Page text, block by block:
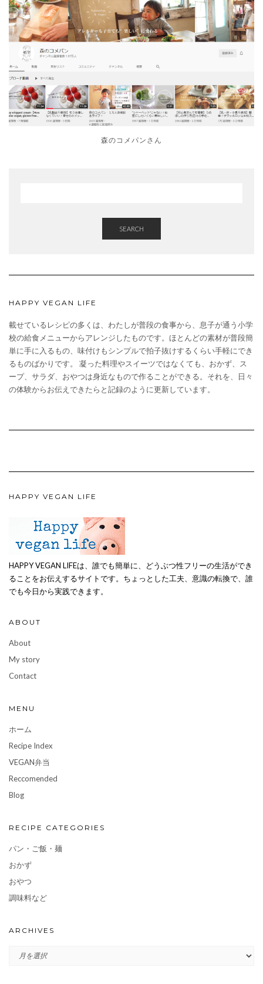
森のコメパンさん
SEARCH
HAPPY VEGAN LIFE
載せているレシピの多くは、わたしが普段の食事から、息子が通う小学
校の給食メニューからアレンジしたものです。ほとんどの素材が普段簡
単に手に入るもの、味付けもシンプルで拍子抜けするくらい手軽にでき
るものばかりです。 凝った料理やスイーツではなくても、おかず、ス
ープ、サラダ、おやつは身近なもので作ることができる。それを、日々
の体験からお伝えできたらと記録のように更新しています。
HAPPY VEGAN LIFE
HAPPY VEGAN LIFEは、誰でも簡単に、どうぶつ性フリーの生活ができ
ることをお伝えするサイトです。ちょっとした工夫、意識の転換で、誰
でも今日から実践できます。
ABOUT
About
My story
Contact
MENU
ホーム
Recipe Index
VEGAN弁当
Reccomended
Blog
RECIPE CATEGORIES
パン・ご飯・麺
おかず
おやつ
調味料など
ARCHIVES
ARCHIVES